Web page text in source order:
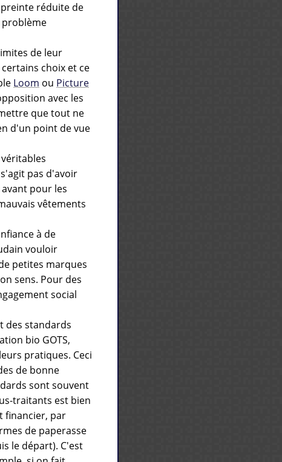
réduite de
problème
de leur
choix et ce
Loom ou Picture
avec les
que tout ne
d'un point de vue
pas d'avoir
pour les
vêtements
à de
vouloir
petites marques
sens. Pour des
social
des standards
bio GOTS,
pratiques. Ceci
de bonne
sont souvent
traitants est bien
financier, par
de paperasse
le départ). C'est